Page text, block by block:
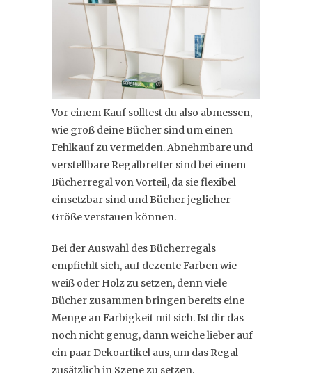
Vor einem Kauf solltest du also abmessen,
wie groß deine Bücher sind um einen
Fehlkauf zu vermeiden. Abnehmbare und
verstellbare Regalbretter sind bei einem
Bücherregal von Vorteil, da sie flexibel
einsetzbar sind und Bücher jeglicher
Größe verstauen können.
Bei der Auswahl des Bücherregals
empfiehlt sich, auf dezente Farben wie
weiß oder Holz zu setzen, denn viele
Bücher zusammen bringen bereits eine
Menge an Farbigkeit mit sich. Ist dir das
noch nicht genug, dann weiche lieber auf
ein paar Dekoartikel aus, um das Regal
zusätzlich in Szene zu setzen.